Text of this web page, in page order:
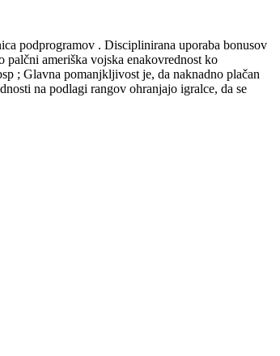
podprogramov . Disciplinirana uporaba bonusov
ameriška vojska enakovrednost ko
; Glavna pomanjkljivost je, da naknadno plačan
na podlagi rangov ohranjajo igralce, da se